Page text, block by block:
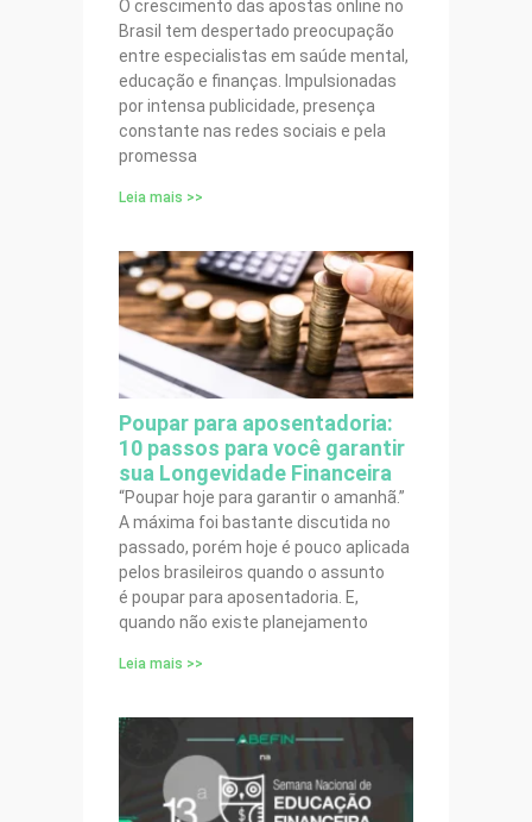
O crescimento das apostas online no
Brasil tem despertado preocupação
entre especialistas em saúde mental,
educação e finanças. Impulsionadas
por intensa publicidade, presença
constante nas redes sociais e pela
promessa
Leia mais >>
Poupar para aposentadoria:
10 passos para você garantir
sua Longevidade Financeira
“Poupar hoje para garantir o amanhã.”
A máxima foi bastante discutida no
passado, porém hoje é pouco aplicada
pelos brasileiros quando o assunto
é poupar para aposentadoria. E,
quando não existe planejamento
Leia mais >>